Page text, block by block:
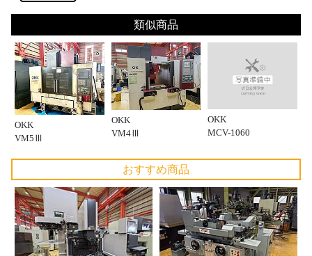
類似商品
OKK
VM5Ⅲ
OKK
VM4Ⅲ
OKK
MCV-1060
おすすめ商品